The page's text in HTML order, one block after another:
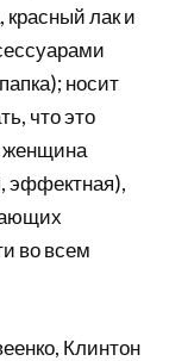
красный лак и
носит
что это
женщина
эффектная),
во всем
Клинтон